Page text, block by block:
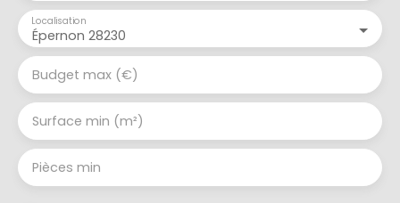
Épernon 28230
Localisation
Budget max (€)
Surface min (m²)
Pièces min